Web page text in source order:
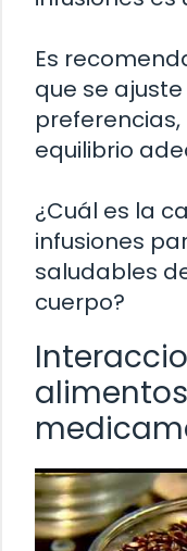
Es
que se
equilibrio
¿Cuál es la
infusiones
saludables
cuerpo?